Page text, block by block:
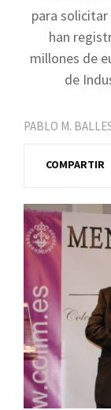
para
han
millones de
de
PABLO M.
COMPARTIR